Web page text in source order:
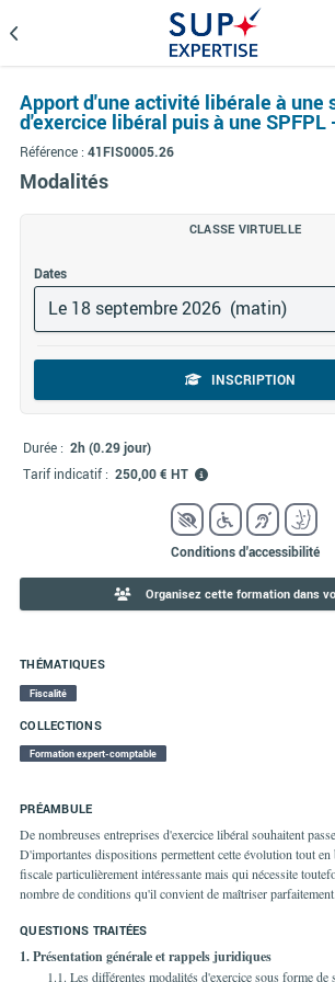
THÉMATIQUES
Fiscalité
COLLECTIONS
Formation expert-comptable
PRÉAMBULE
De nombreuses entreprises d'exercice libéral souhaitent
D'importantes dispositions permettent cette évolution tout
fiscale particulièrement intéressante mais qui nécessite
nombre de conditions qu'il convient de maîtriser parfaitement.
QUESTIONS TRAITÉES
1. Présentation générale et rappels juridiques
1.1. Les différentes modalités d'exercice sous forme de
Apport d'une activité libérale à une
d'exercice libéral puis à une SPFPL
Référence : 41FIS0005.26
Modalités
CLASSE VIRTUELLE
Dates
Le 18 septembre 2026 (matin)
INSCRIPTION
Durée : 2h (0.29 jour)
Tarif indicatif : 250,00 € HT
Conditions d'accessibilité
Organisez cette formation dans